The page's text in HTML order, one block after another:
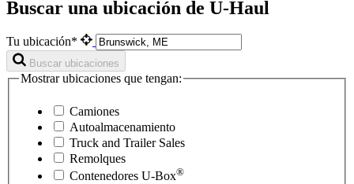
Buscar una ubicación de U-Haul
Tu ubicación*
Buscar ubicaciones
Mostrar ubicaciones que tengan:
Camiones
Autoalmacenamiento
Truck and Trailer Sales
Remolques
Contenedores U-Box®